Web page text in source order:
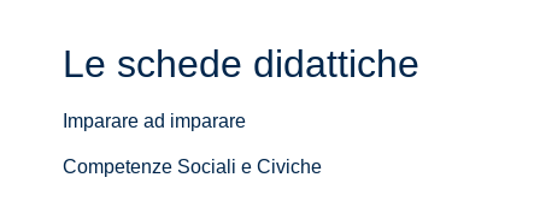
Le schede didattiche
Imparare ad imparare
Competenze Sociali e Civiche